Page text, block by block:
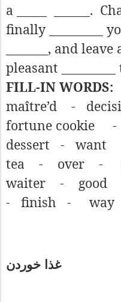
a _____
______.
finally _________
_______, and
pleasant
FILL-IN WORDS:
maître’d
-
fortune cookie
-
dessert
- want
tea
- over -
waiter
- good
-
finish - way
غذا خوردن